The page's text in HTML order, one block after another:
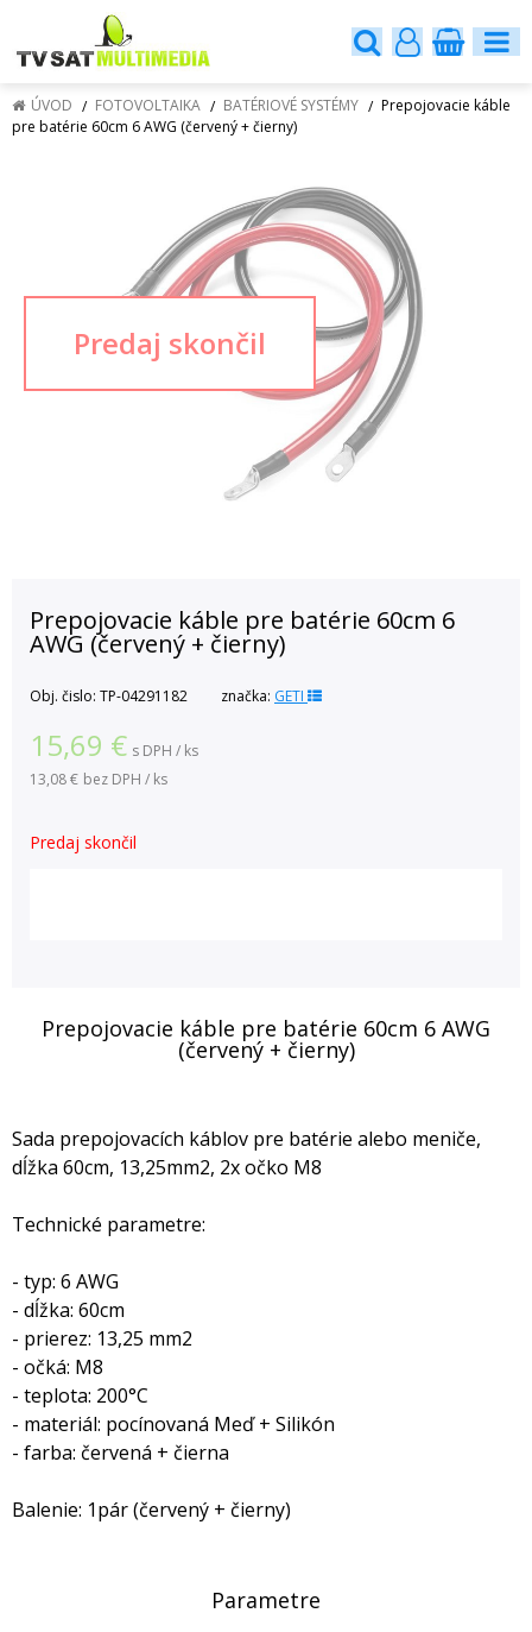
ÚVOD FOTOVOLTAIKA BATÉRIOVÉ SYSTÉMY
Prepojovacie káble
pre batérie 60cm 6 AWG (červený + čierny)
Prepojovacie káble pre batérie 60cm 6
AWG (červený + čierny)
Obj. čislo: TP-04291182 značka: GETI
15,69 € s DPH / ks
13,08 € bez DPH / ks
Predaj skončil
Prepojovacie káble pre batérie 60cm 6 AWG
(červený + čierny)
Sada prepojovacích káblov pre batérie alebo meniče,
dĺžka 60cm, 13,25mm2, 2x očko M8
Technické parametre:
- typ: 6 AWG
- dĺžka: 60cm
- prierez: 13,25 mm2
- očká: M8
- teplota: 200°C
- materiál: pocínovaná Meď + Silikón
- farba: červená + čierna
Balenie: 1pár (červený + čierny)
Parametre